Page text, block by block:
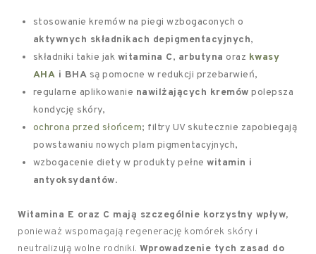
stosowanie kremów na piegi wzbogaconych o
aktywnych składnikach depigmentacyjnych,
składniki takie jak witamina C, arbutyna oraz kwasy
AHA i BHA są pomocne w redukcji przebarwień,
regularne aplikowanie nawilżających kremów polepsza
kondycję skóry,
ochrona przed słońcem; filtry UV skutecznie zapobiegają
powstawaniu nowych plam pigmentacyjnych,
wzbogacenie diety w produkty pełnewitamin i
antyoksydantów.
Witamina E oraz C mają szczególnie korzystny wpływ,
ponieważ wspomagają regenerację komórek skóry i
neutralizują wolne rodniki. Wprowadzenie tych zasad do